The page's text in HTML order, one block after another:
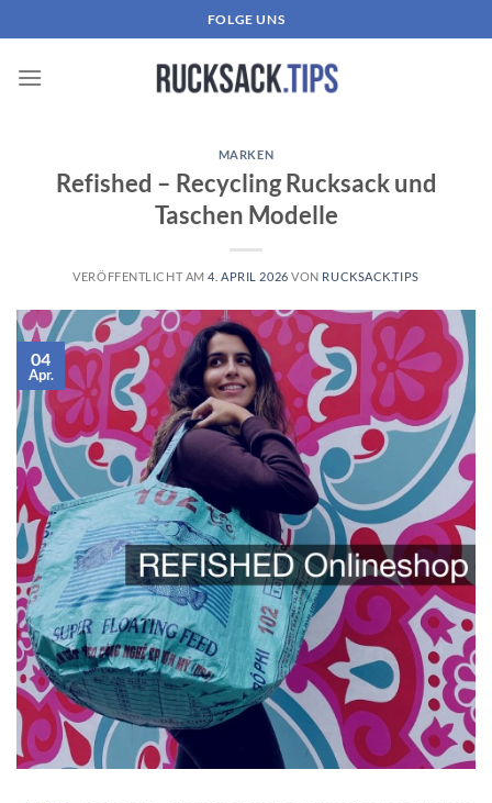
Inhalt
springen
FOLGE UNS
MARKEN
Refished – Recycling Rucksack und
Taschen Modelle
VERÖFFENTLICHT AM4. APRIL 2026 VON RUCKSACK.TIPS
04
Apr.